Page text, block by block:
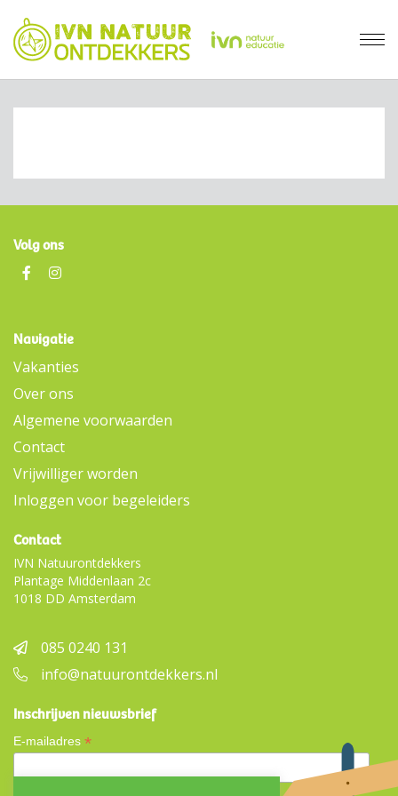
Volg ons
Navigatie
Vakanties
Over ons
Algemene voorwaarden
Contact
Vrijwilliger worden
Inloggen voor begeleiders
Contact
IVN Natuurontdekkers
Plantage Middenlaan 2c
1018 DD Amsterdam
085 0240 131
info@natuurontdekkers.nl
Inschrijven nieuwsbrief
E-mailadres *